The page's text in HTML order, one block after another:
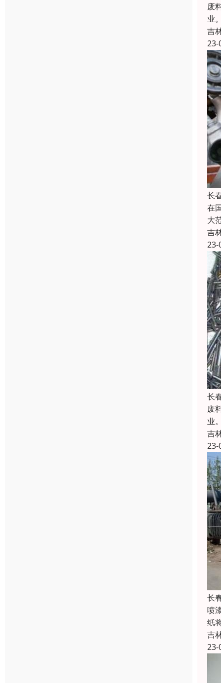
废
业
吉
23-
长
在
大
吉
23-
长
废
业
吉
23-
长
喷
纸
吉
23-